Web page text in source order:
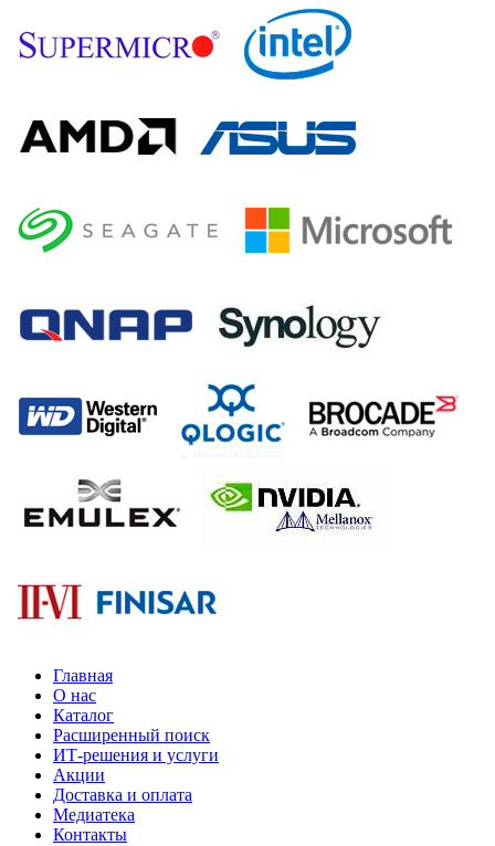
Главная
О нас
Каталог
Расширенный поиск
ИТ-решения и услуги
Акции
Доставка и оплата
Медиатека
Контакты